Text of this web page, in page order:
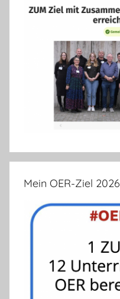
Mein OER-Ziel 2026